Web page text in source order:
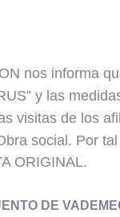
nos informa
y las
visitas de los
social. Por
ORIGINAL.
DE